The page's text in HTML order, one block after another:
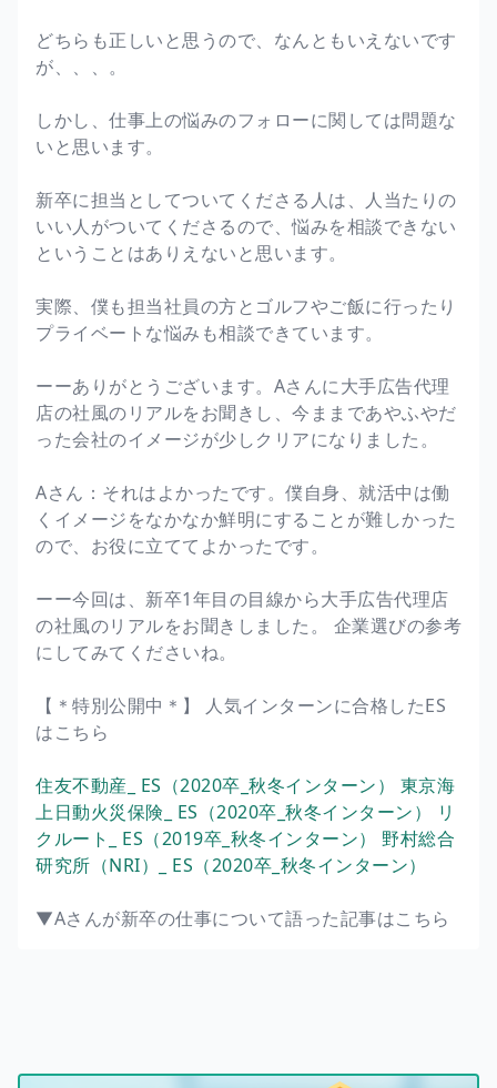
どちらも正しいと思うので、なんともいえないです
が、、、。
しかし、仕事上の悩みのフォローに関しては問題な
いと思います。
新卒に担当としてついてくださる人は、人当たりの
いい人がついてくださるので、悩みを相談できない
ということはありえないと思います。
実際、僕も担当社員の方とゴルフやご飯に行ったり
プライベートな悩みも相談できています。
ーーありがとうございます。Aさんに大手広告代理
店の社風のリアルをお聞きし、今ままであやふやだ
った会社のイメージが少しクリアになりました。
Aさん：それはよかったです。僕自身、就活中は働
くイメージをなかなか鮮明にすることが難しかった
ので、お役に立ててよかったです。
ーー今回は、新卒1年目の目線から大手広告代理店
の社風のリアルをお聞きしました。 企業選びの参考
にしてみてくださいね。
【＊特別公開中＊】 人気インターンに合格したES
はこちら
住友不動産_ ES（2020卒_秋冬インターン） 東京海
上日動火災保険_ ES（2020卒_秋冬インターン）
リ
クルート_ ES（2019卒_秋冬インターン） 野村総合
研究所（NRI）_ ES（2020卒_秋冬インターン）
▼Aさんが新卒の仕事について語った記事はこちら